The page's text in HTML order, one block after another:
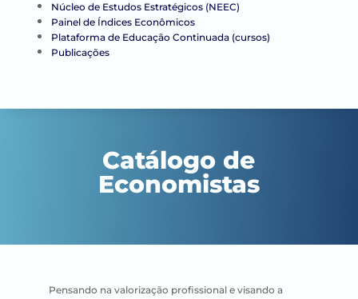
Núcleo de Estudos Estratégicos (NEEC)
Painel de Índices Econômicos
Plataforma de Educação Continuada (cursos)
Publicações
Catálogo de
Economistas
Pensando na valorização profissional e visando a